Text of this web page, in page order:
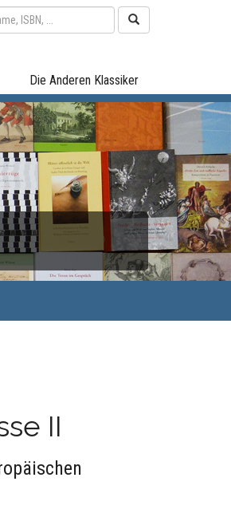
Die Anderen Klassiker
II